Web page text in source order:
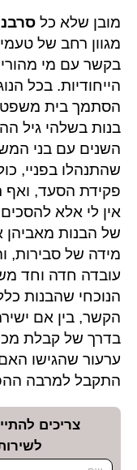
מובן שלא כל
מגוון רחב של
בקשר עם מי
הייחודיות. בכל
הסתמך בית משפט
בנות בשלהי גיל
השנים עם בני
שהתנהלו בפניי,
פקידת הסעד, ואף
אין לי אלא
של הבנות מאביהן
מידה של סבירות,
עובדה חדה וחד
הנוכחי שהבנות
הקשר, בין אם
בדרך של קבלת
ערעור שהגישו
התקבל למרבה